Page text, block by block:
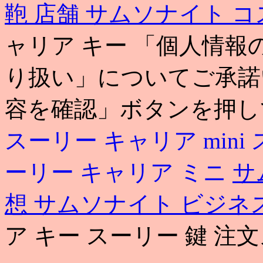
鞄 店舗 サムソナイト
ャリア キー 「個人情報
り扱い」についてご承
容を確認」ボタンを押
スーリー キャリア mini
ーリー キャリア ミニ サ
想 サムソナイト ビジネ
ア キー スーリー 鍵 注